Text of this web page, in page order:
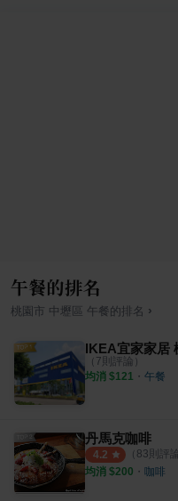
午餐的排名
桃園市 中壢區 午餐的排名 ›
IKEA宜家家居
（ 7則評論）
均消 $121 ・ 午餐
丹馬克咖啡
4.2 （ 83則評
均消 $200 ・ 咖啡